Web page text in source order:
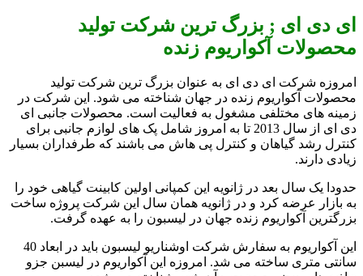
ای دی ای ; بزرگ ترین شرکت تولید
محصولات آکواریوم زنده
امروزه شرکت ای دی ای به عنوان بزرگ ترین شرکت تولید
محصولات آکواریوم زنده در جهان شناخته می شود. این شرکت در
زمینه های مختلفی مشغول به فعالیت است. محصولات جانبی ای
دی ای از سال 2013 تا به امروز شامل پک های لوازم جانبی برای
کنترل رشد گیاهان و کنترل پی هاش می باشند که طرفداران بسیار
زیادی دارند.
حدودا یک سال بعد در ژانویه این کمپانی اولین کابینت گیاهی خود را
به بازار عرضه کرد و در ژانویه همان سال این شرکت پروژه ساخت
بزرگترین آکواریوم زنده جهان در لیسبون را به عهده گرفت.
این آکواریوم به سفارش شرکت اوشناریو لیسبون باید در ابعاد 40
سانتی متری ساخته می شد. امروزه این آکواریوم در لیسبن جزو